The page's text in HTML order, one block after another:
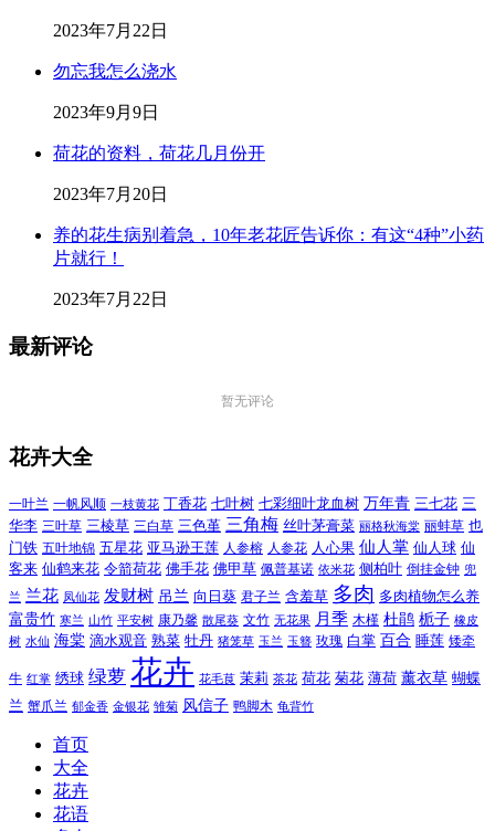
2023年7月22日
勿忘我怎么浇水
2023年9月9日
荷花的资料，荷花几月份开
2023年7月20日
养的花生病别着急，10年老花匠告诉你：有这“4种”小药
片就行！
2023年7月22日
最新评论
暂无评论
花卉大全
一叶兰 一帆风顺 一枝黄花 丁香花 七叶树 七彩细叶龙血树 万年青 三七花 三
华李 三叶草 三棱草 三白草 三色堇 三角梅 丝叶茅膏菜 丽格秋海棠 丽蚌草 也
门铁 五叶地锦 五星花 亚马逊王莲 人参榕 人参花 人心果 仙人掌 仙人球 仙
客来 仙鹤来花 令箭荷花 佛手花 佛甲草 佩普基诺 依米花 侧柏叶 倒挂金钟 兜
兰 兰花 凤仙花 发财树 吊兰 向日葵 君子兰 含羞草 多肉 多肉植物怎么养
富贵竹 寒兰 山竹 平安树 康乃馨 散尾葵 文竹 无花果 月季 木槿 杜鹃 栀子 橡皮
树 水仙 海棠 滴水观音 熟菜 牡丹 猪笼草 玉兰 玉簪 玫瑰 白掌 百合 睡莲 矮牵
牛 红掌 绣球 绿萝 花卉 花毛茛 茉莉 茶花 荷花 菊花 薄荷 薰衣草 蝴蝶
兰 蟹爪兰 郁金香 金银花 雏菊 风信子 鸭脚木 龟背竹
首页
大全
花卉
花语